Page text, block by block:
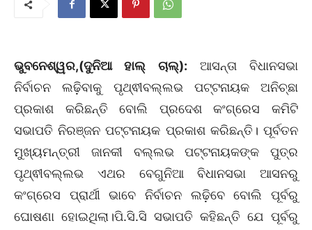
ଭୁବନେଶ୍ୱର,(ଦୁନିଆ ହାଲ୍ ଚାଲ୍): ଆସନ୍ତା ବିଧାନସଭା
ନିର୍ବାଚନ ଲଢ଼ିବାକୁ ପୃଥ୍ଵୀବଲ୍ଲଭ ପଟ୍ଟନାୟକ ଅନିଚ୍ଛା
ପ୍ରକାଶ କରିଛନ୍ତି ବୋଲି ପ୍ରଦେଶ କଂଗ୍ରେସ କମିଟି
ସଭାପତି ନିରଞ୍ଜନ ପଟ୍ଟନାୟକ ପ୍ରକାଶ କରିଛନ୍ତି। ପୂର୍ବତନ
ମୁଖ୍ୟମନ୍ତ୍ରୀ ଜାନକୀ ବଲ୍ଲଭ ପଟ୍ଟନାୟକଙ୍କ ପୁତ୍ର
ପୃଥ୍ଵୀବଲ୍ଲଭ ଏଥର ବେଗୁନିଆ ବିଧାନସଭା ଆସନରୁ
କଂଗ୍ରେସ ପ୍ରାର୍ଥୀ ଭାବେ ନିର୍ବାଚନ ଲଢ଼ିବେ ବୋଲି ପୂର୍ବରୁ
ଘୋଷଣା ହୋଇଥିଲା।ପି.ସି.ସି ସଭାପତି କହିଛନ୍ତି ଯେ ପୂର୍ବରୁ